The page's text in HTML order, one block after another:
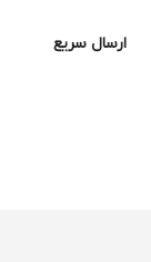
ارسال سریع